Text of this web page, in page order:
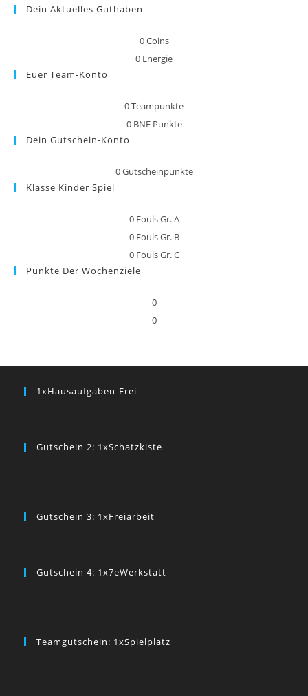
Dein Aktuelles Guthaben
0Coins
0 Energie
Euer Team-Konto
0Teampunkte
0 BNE Punkte
Dein Gutschein-Konto
0Gutscheinpunkte
Klasse Kinder Spiel
0 Fouls Gr. A
0 Fouls Gr. B
0 Fouls Gr. C
Punkte Der Wochenziele
0
0
1xHausaufgaben-Frei
Gutschein 2: 1xSchatzkiste
Gutschein 3: 1xFreiarbeit
Gutschein 4: 1x7eWerkstatt
Teamgutschein: 1xSpielplatz